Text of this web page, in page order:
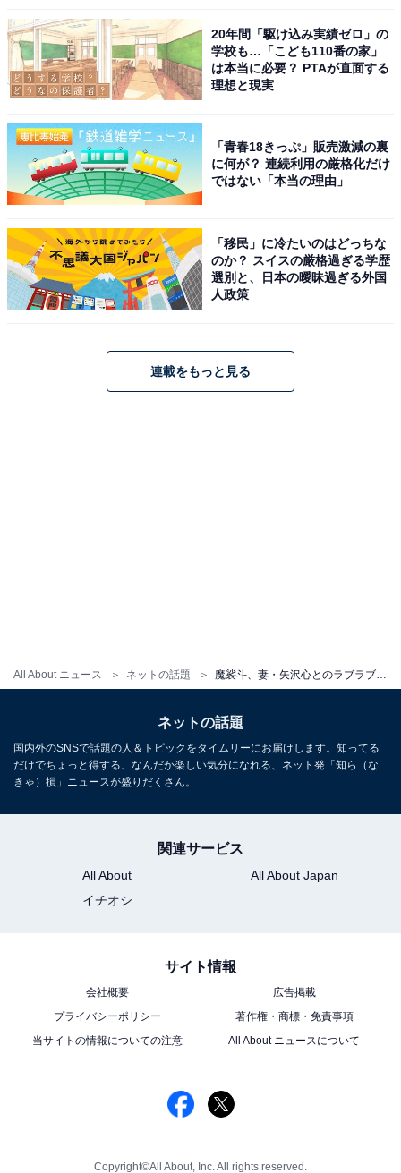
All About ニュース ネットの話題 魔裟斗、妻・矢沢心とのラブラブなデートショット！ 「奥さん美人過ぎてヤバイ」「歳を重ねても仲睦まじいお二人」
20年間「駆け込み実績ゼロ」の
学校も…「こども110番の家」
は本当に必要？ PTAが直面する
理想と現実
「青春18きっぷ」販売激減の裏
に何が？ 連続利用の厳格化だけ
ではない「本当の理由」
「移民」に冷たいのはどっちな
のか？ スイスの厳格過ぎる学歴
選別と、日本の曖昧過ぎる外国
人政策
連載をもっと見る
ネットの話題
国内外のSNSで話題の人＆トピックをタイムリーにお届けします。知ってる
だけでちょっと得する、なんだか楽しい気分になれる、ネット発「知ら（な
きゃ）損」ニュースが盛りだくさん。
関連サービス
All About
All About Japan
イチオシ
サイト情報
会社概要
広告掲載
プライバシーポリシー
著作権・商標・免責事項
当サイトの情報についての注意
All About ニュースについて
Copyright©All About, Inc. All rights reserved.